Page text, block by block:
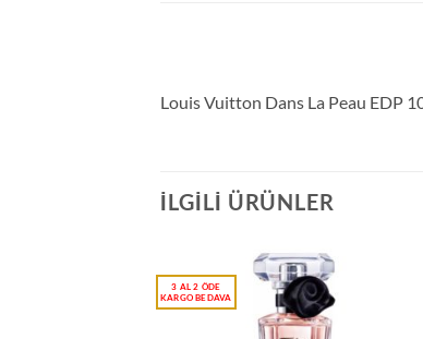
Louis Vuitton Dans La Peau EDP
İLGILI ÜRÜNLER